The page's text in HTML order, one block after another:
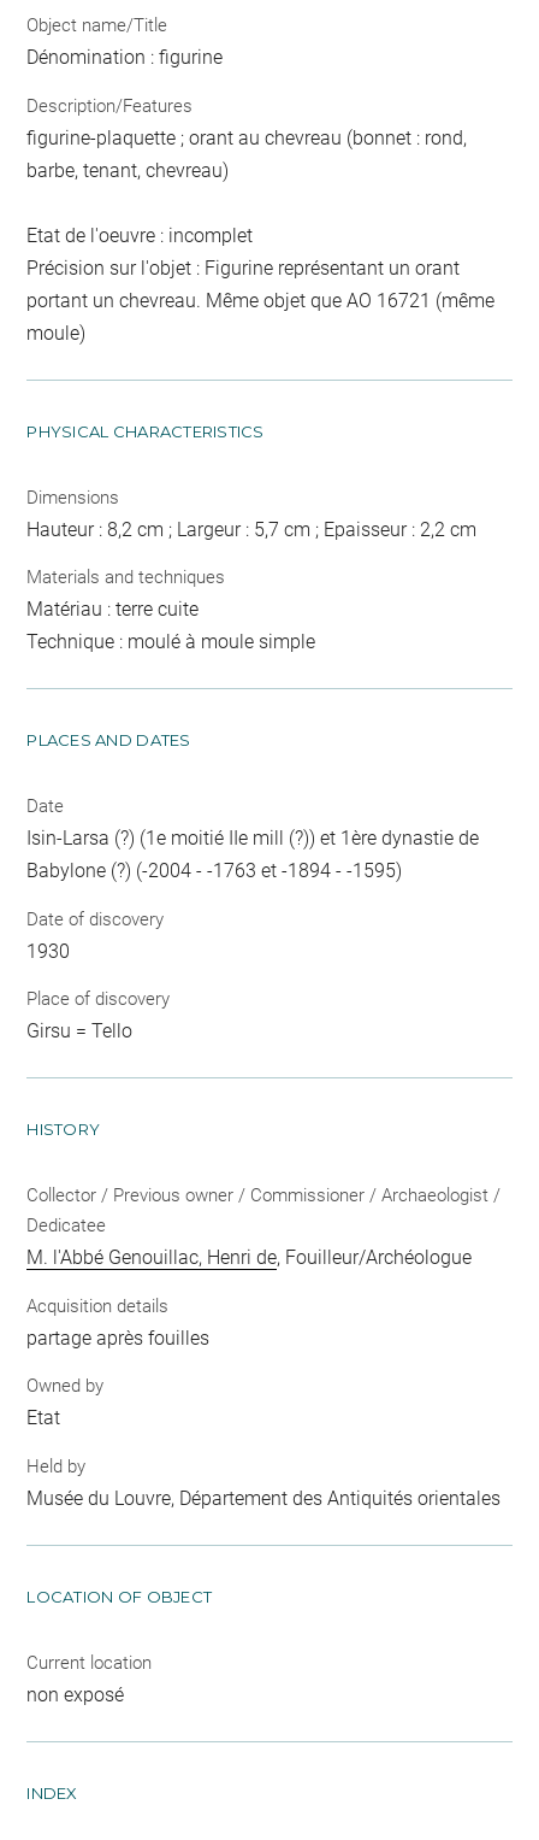
Object name/Title
Dénomination : figurine
Description/Features
figurine-plaquette ; orant au chevreau (bonnet : rond,
barbe, tenant, chevreau)
Etat de l'oeuvre : incomplet
Précision sur l'objet : Figurine représentant un orant
portant un chevreau. Même objet que AO 16721 (même
moule)
PHYSICAL CHARACTERISTICS
Dimensions
Hauteur : 8,2 cm ; Largeur : 5,7 cm ; Epaisseur : 2,2 cm
Materials and techniques
Matériau : terre cuite
Technique : moulé à moule simple
PLACES AND DATES
Date
Isin-Larsa (?) (1e moitié IIe mill (?)) et 1ère dynastie de
Babylone (?) (-2004 - -1763 et -1894 - -1595)
Date of discovery
1930
Place of discovery
Girsu = Tello
HISTORY
Collector / Previous owner / Commissioner / Archaeologist /
Dedicatee
M. l'Abbé Genouillac, Henri de, Fouilleur/Archéologue
Acquisition details
partage après fouilles
Owned by
Etat
Held by
Musée du Louvre, Département des Antiquités orientales
LOCATION OF OBJECT
Current location
non exposé
INDEX